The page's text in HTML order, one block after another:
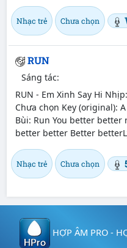
Nhạc trẻ Chưa chọn
RUN
Sáng tác:
RUN - Em Xinh Say Hi
Chưa chọn Key (original):
Bùi: Run You better
better better Better
Nhạc trẻ Chưa chọn
HỢP ÂM PRO -